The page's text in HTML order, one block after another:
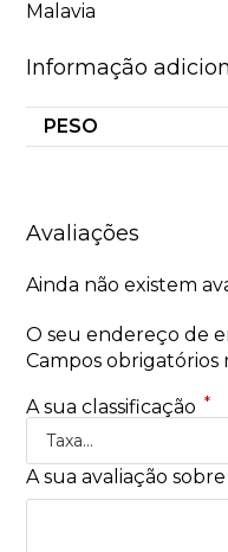
Malavia
Informação
PESO
Avaliações
Ainda não existem
O seu endereço de
Campos obrigatórios
A sua classificação *
A sua avaliação